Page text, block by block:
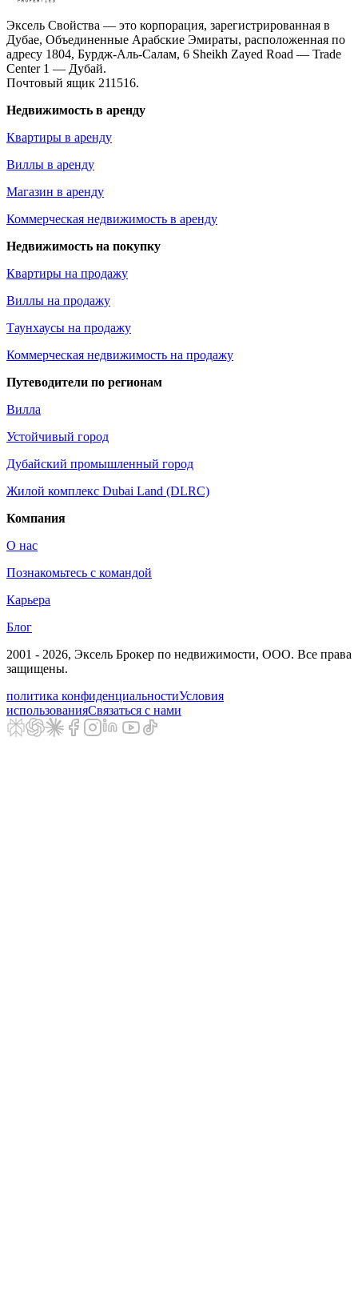
Эксель Свойства — это корпорация, зарегистрированная в
Дубае, Объединенные Арабские Эмираты, расположенная по
адресу 1804, Бурдж-Аль-Салам, 6 Sheikh Zayed Road — Trade
Center 1 — Дубай.
Почтовый ящик 211516.
Недвижимость в аренду
Квартиры в аренду
Виллы в аренду
Магазин в аренду
Коммерческая недвижимость в аренду
Недвижимость на покупку
Квартиры на продажу
Виллы на продажу
Таунхаусы на продажу
Коммерческая недвижимость на продажу
Путеводители по регионам
Вилла
Устойчивый город
Дубайский промышленный город
Жилой комплекс Dubai Land (DLRC)
Компания
О нас
Познакомьтесь с командой
Карьера
Блог
2001 - 2026, Эксель Брокер по недвижимости, ООО. Все права
защищены.
политика конфиденциальностиУсловия
использованияСвязаться с нами